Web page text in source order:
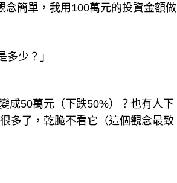
念簡單，我用100萬元的投資金額做
少？」
成50萬元（下跌50%）？也有人下
多了，乾脆不看它（這個觀念最致